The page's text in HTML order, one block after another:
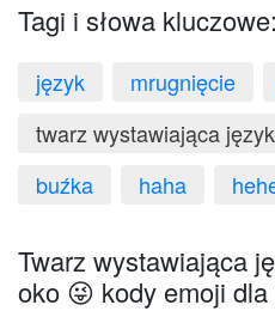
Tagi i słowa kluczowe:
język mrugnięcie
twarz wystawiająca
buźka
haha
Twarz wystawiająca
oko 😜 kody emoji